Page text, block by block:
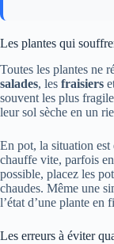
Les plantes qui
Toutes les plantes ne
salades, les fraisiers
souvent les plus
leur sol sèche en un
En pot, la situation
chauffe vite, parfois
possible, placez les
chaudes. Même une
l’état d’une plante en
Les erreurs à éviter